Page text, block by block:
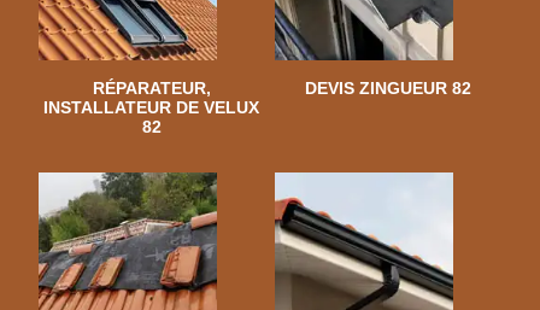
RÉPARATEUR,
INSTALLATEUR DE VELUX
82
DEVIS ZINGUEUR 82